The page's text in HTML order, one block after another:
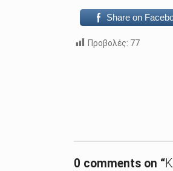
Share on
Προβολές: 77
0 comments on “